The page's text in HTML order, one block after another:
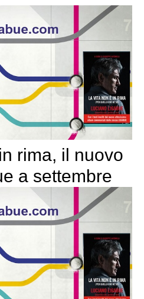
rima, il nuovo
a settembre